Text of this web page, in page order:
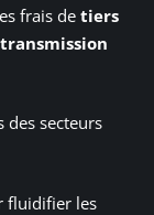
frais de tiers
des secteurs
fluidifier les